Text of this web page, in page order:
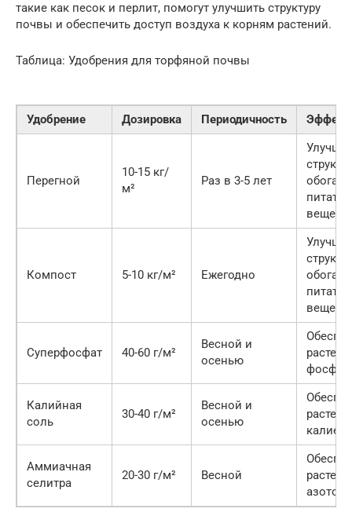
такие как песок и перлит, помогут улучшить структуру
почвы и обеспечить доступ воздуха к корням растений.
Таблица: Удобрения для торфяной почвы
Удобрение Дозировка Периодичность Эффект
Перегной
10-15 кг/
м²
Раз в 3-5 лет
Компост 5-10 кг/м² Ежегодно
Суперфосфат 40-60 г/м²
Весной и
осенью
Калийная
соль
30-40 г/м²
Весной и
осенью
калием
Аммиачная
селитра
20-30 г/м² Весной
азотом